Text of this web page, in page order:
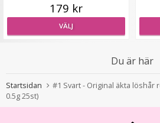
189 kr
VÄLJ
179 kr
VÄLJ
Du är här
Startsidan
#1 Svart - Original äkta löshår
0.5g 25st)